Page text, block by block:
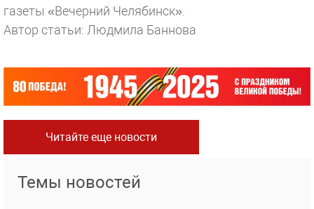
газеты «Вечерний Челябинск».
Автор статьи: Людмила Баннова
Читайте еще новости
Темы новостей